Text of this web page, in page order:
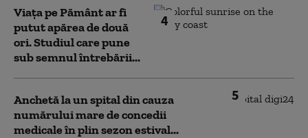
4
Viața pe Pământ ar fi
putut apărea de două
ori. Studiul care pune
sub semnul întrebării...
5
Anchetă la un spital din cauza
numărului mare de concedii
medicale în plin sezon estival...